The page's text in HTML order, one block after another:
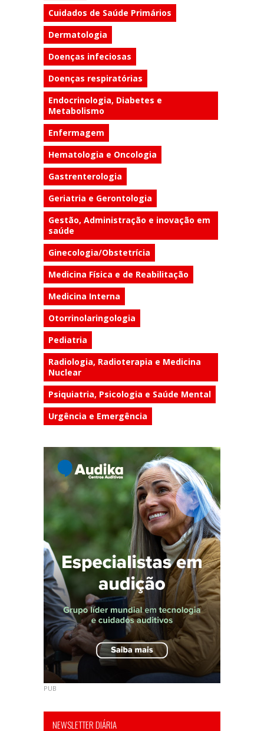
Cuidados de Saúde Primários
Dermatologia
Doenças infeciosas
Doenças respiratórias
Endocrinologia, Diabetes e
Metabolismo
Enfermagem
Hematologia e Oncologia
Gastrenterologia
Geriatria e Gerontologia
Gestão, Administração e inovação em
saúde
Ginecologia/Obstetrícia
Medicina Física e de Reabilitação
Medicina Interna
Otorrinolaringologia
Pediatria
Radiologia, Radioterapia e Medicina
Nuclear
Psiquiatria, Psicologia e Saúde Mental
Urgência e Emergência
PUB
NEWSLETTER DIÁRIA